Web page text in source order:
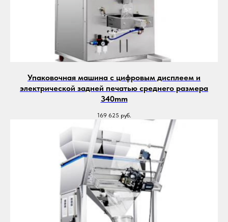
Упаковочная машина с цифровым дисплеем и
электрической задней печатью среднего размера
340mm
169 625 руб.